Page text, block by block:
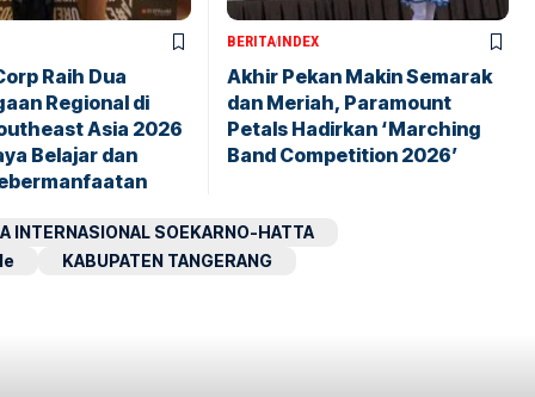
Raih Dua
Regional di
Asia 2026
Belajar dan
BERITAINDEX
Akhir Pekan Makin Semarak
dan Meriah, Paramount
Petals Hadirkan ‘Marching
Band Competition 2026’
INTERNASIONAL SOEKARNO-HATTA
KABUPATEN TANGERANG